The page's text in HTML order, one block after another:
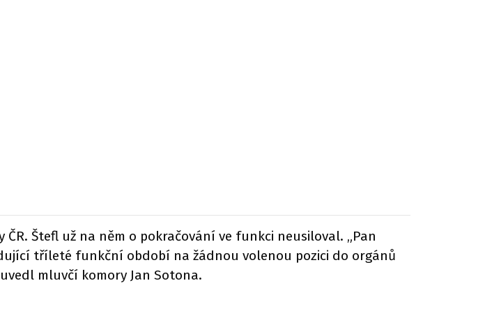
Štefl už na něm o pokračování ve funkci neusiloval. „Pan
tříleté funkční období na žádnou volenou pozici do orgánů
mluvčí komory Jan Sotona.